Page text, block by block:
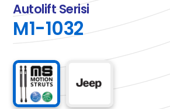
Autolift Serisi
M1-1032